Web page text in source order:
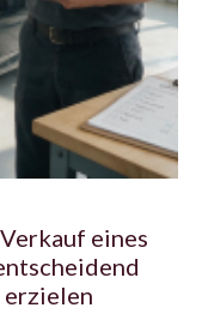
eines
erzielen